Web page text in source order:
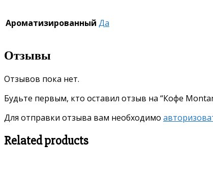
Ароматизированный Да
Отзывы
Отзывов пока нет.
Будьте первым, кто оставил отзыв на “Кофе
Для отправки отзыва вам необходимо
Related products